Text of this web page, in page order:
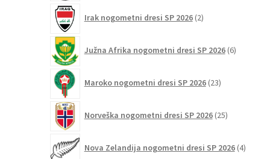
Irak nogometni dresi SP 2026 2izdelka
Južna Afrika nogometni dresi SP 2026 6izdelkov
Maroko nogometni dresi SP 2026 23izdelkov
Norveška nogometni dresi SP 2026 25izdelkov
Nova Zelandija nogometni dresi SP 2026 4izdelki